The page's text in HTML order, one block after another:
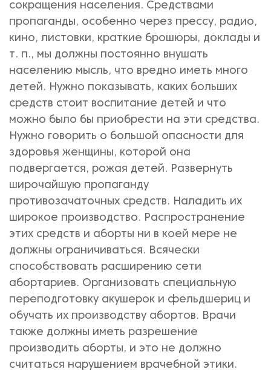
сокращения населения. Средствами
пропаганды, особенно через прессу, радио,
кино, листовки, краткие брошюры, доклады и
т. п., мы должны постоянно внушать
населению мысль, что вредно иметь много
детей. Нужно показывать, каких больших
средств стоит воспитание детей и что
можно было бы приобрести на эти средства.
Нужно говорить о большой опасности для
здоровья женщины, которой она
подвергается, рожая детей. Развернуть
широчайшую пропаганду
противозачаточных средств. Наладить их
широкое производство. Распространение
этих средств и аборты ни в коей мере не
должны ограничиваться. Всячески
способствовать расширению сети
абортариев. Организовать специальную
переподготовку акушерок и фельдшериц и
обучать их производству абортов. Врачи
также должны иметь разрешение
производить аборты, и это не должно
считаться нарушением врачебной этики.